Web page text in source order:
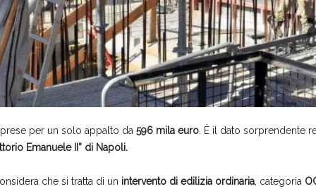
per un solo appalto da 596 mila euro. È il dato sorprendente
Emanuele II” di Napoli.
che si tratta di un intervento di edilizia ordinaria, categoria